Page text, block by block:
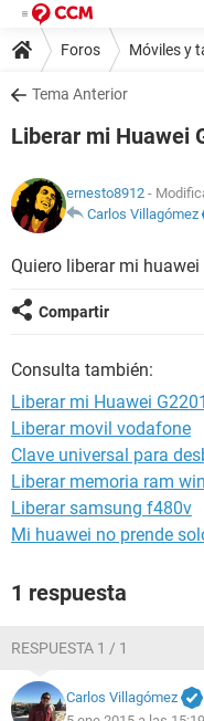
Foros Móviles y
Tema Anterior
Liberar mi Huawei
ernesto8912 -
Carlos Villagómez
Quiero liberar mi huawei
Compartir
Consulta también:
Liberar mi Huawei G2201
Liberar movil vodafone
Clave universal para
Liberar memoria ram
Liberar samsung f480v
Mi huawei no prende
1 respuesta
RESPUESTA 1 / 1
Carlos Villagómez